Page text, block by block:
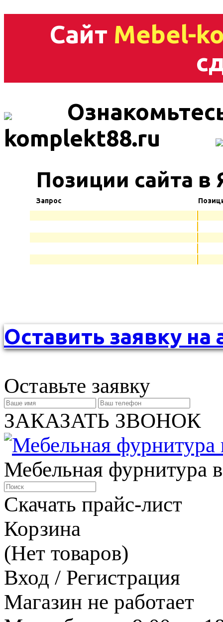
Сайт Mebel-
komplekt88.ru
Позиции сайта в
Запрос
Оставить заявку на
Оставьте заявку
ЗАКАЗАТЬ ЗВОНОК
Мебельная фурнитура
Скачать прайс-лист
Корзина
(Нет товаров)
Вход / Регистрация
Магазин не работает